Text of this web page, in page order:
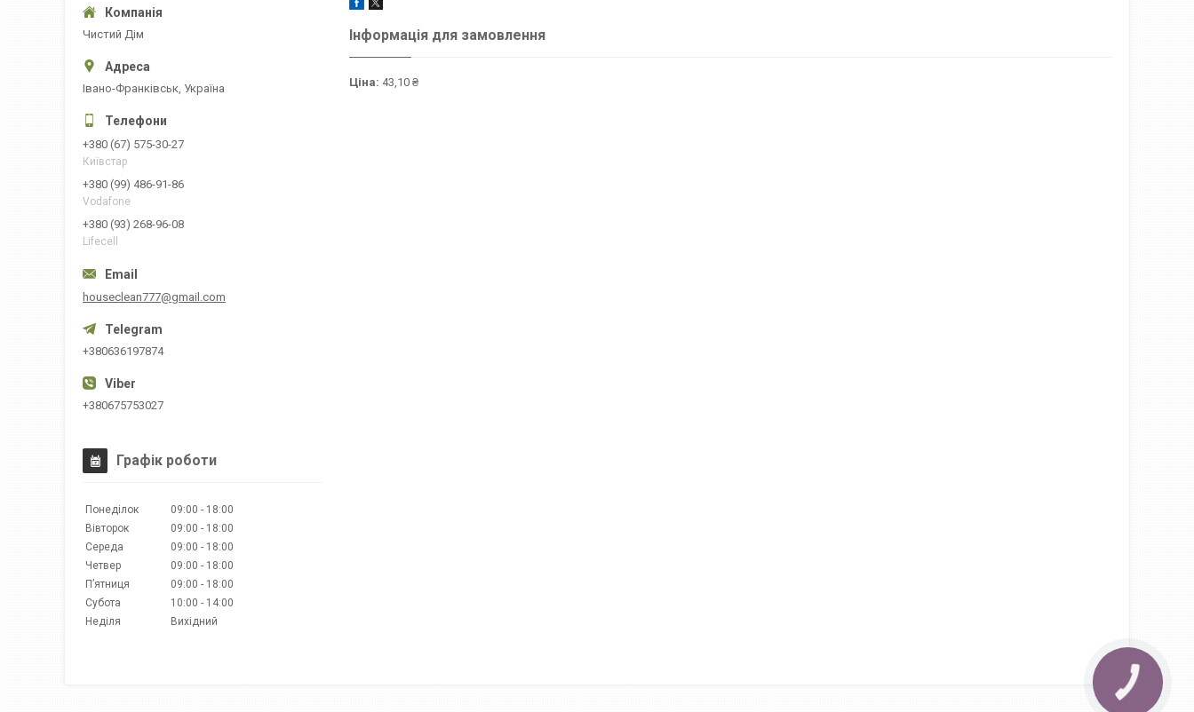
Інформація для замовлення
Ціна: 43,10 ₴
Чистий Дім
Івано-Франківськ, Україна
+380 (67) 575-30-27
Київстар
+380 (99) 486-91-86
Vodafone
+380 (93) 268-96-08
Lifecell
houseclean777@gmail.com
+380636197874
+380675753027
Графік роботи
Понеділок 09:00
18:00
Вівторок
09:00
18:00
Середа
09:00
18:00
Четвер
09:00
18:00
Пʼятниця
09:00
18:00
Субота
10:00
14:00
Неділя
Вихідний
КНОПКА
ЗВ'ЯЗКУ